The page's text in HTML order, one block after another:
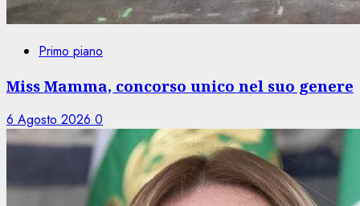
Primo piano
Miss Mamma, concorso unico nel suo genere
6 Agosto 2026 0